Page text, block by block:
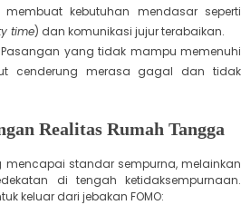
kebutuhan mendasar seperti
time) dan komunikasi jujur terabaikan.
yang tidak mampu memenuhi
cenderung merasa gagal dan tidak
Realitas Rumah Tangga
mencapai standar sempurna, melainkan
di tengah ketidaksempurnaan.
keluar dari jebakan FOMO: